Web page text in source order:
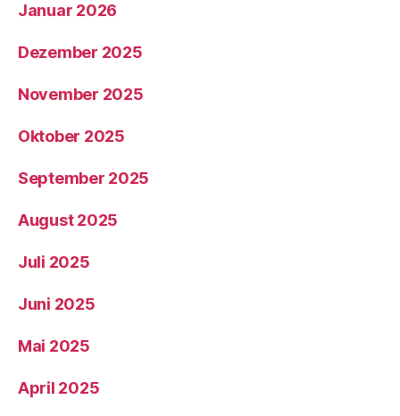
Januar 2026
Dezember 2025
November 2025
Oktober 2025
September 2025
August 2025
Juli 2025
Juni 2025
Mai 2025
April 2025